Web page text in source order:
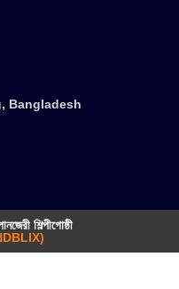
Bangladesh
শিল্পীগোষ্ঠী